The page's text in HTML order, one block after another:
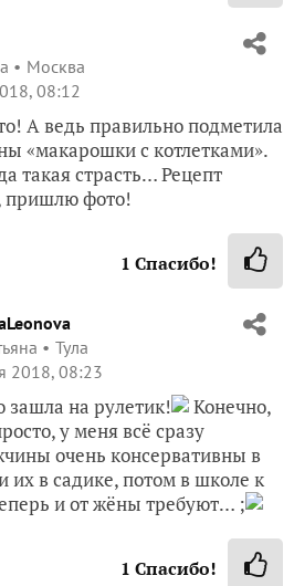
Москва
08:12
А ведь правильно подметила
«макарошки с котлетками».
такая страсть… Рецепт
пришлю фото!
1 Спасибо!
Тула
2018, 08:23
зашла на рулетик!
Конечно,
у меня всё сразу
очень консервативны в
их в садике, потом в школе к
и от жёны требуют… ;
1 Спасибо!